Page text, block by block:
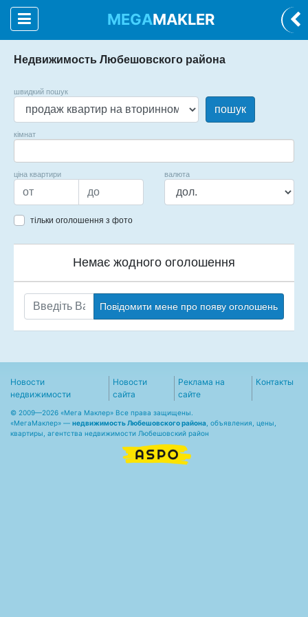
MEGAMAKLER
Недвижимость Любешовского района
швидкий пошук
пошук
кімнат
ціна квартири валюта
тільки оголошення з фото
Немає жодного оголошення
Повідомити мене про появу оголошень
Новости
недвижимости
Новости
сайта
Реклама на
сайте
Контакты
© 2009—2026 «Мега Маклер» Все права защищены.
«МегаМаклер» — недвижимость Любешовского района , объявления, цены,
квартиры, агентства недвижимости Любешовский район